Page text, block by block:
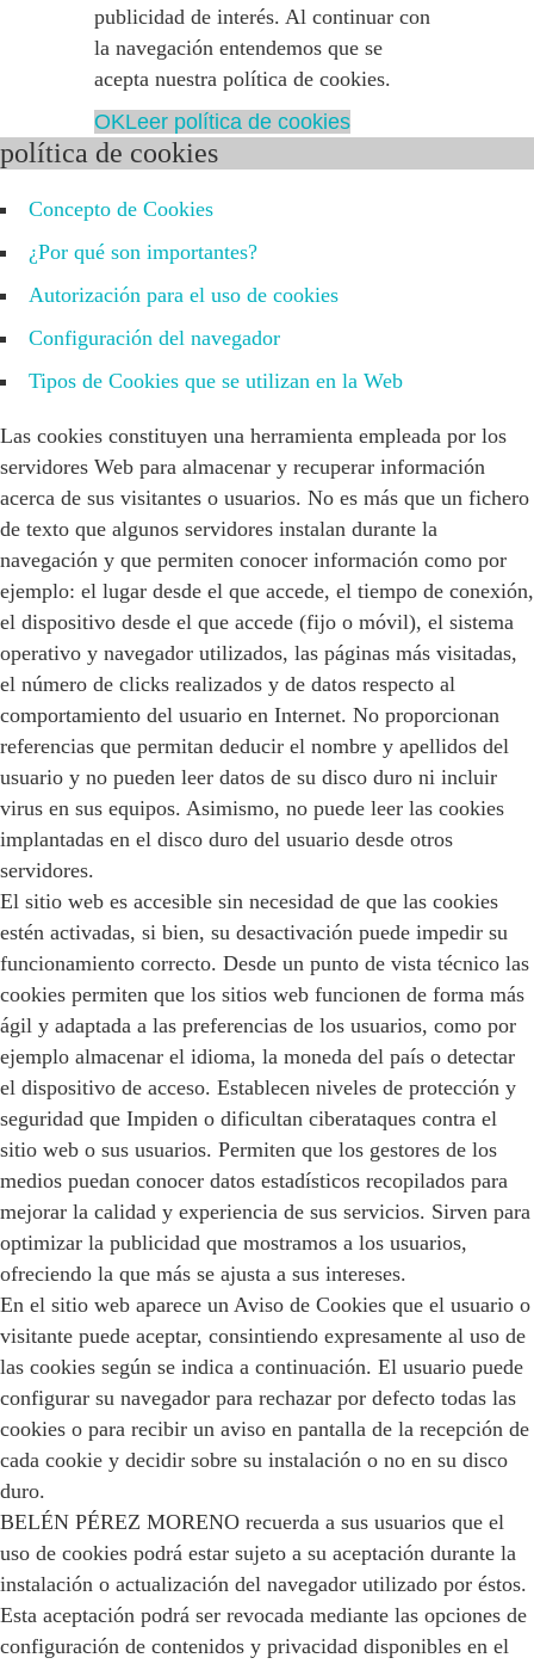
publicidad de interés. Al continuar con
la navegación entendemos que se
acepta nuestra política de cookies.
OKLeer política de cookies
política de cookies
Concepto de Cookies
¿Por qué son importantes?
Autorización para el uso de cookies
Configuración del navegador
Tipos de Cookies que se utilizan en la Web
Las cookies constituyen una herramienta empleada por los
servidores Web para almacenar y recuperar información
acerca de sus visitantes o usuarios. No es más que un fichero
de texto que algunos servidores instalan durante la
navegación y que permiten conocer información como por
ejemplo: el lugar desde el que accede, el tiempo de conexión,
el dispositivo desde el que accede (fijo o móvil), el sistema
operativo y navegador utilizados, las páginas más visitadas,
el número de clicks realizados y de datos respecto al
comportamiento del usuario en Internet. No proporcionan
referencias que permitan deducir el nombre y apellidos del
usuario y no pueden leer datos de su disco duro ni incluir
virus en sus equipos. Asimismo, no puede leer las cookies
implantadas en el disco duro del usuario desde otros
servidores.
El sitio web es accesible sin necesidad de que las cookies
estén activadas, si bien, su desactivación puede impedir su
funcionamiento correcto. Desde un punto de vista técnico las
cookies permiten que los sitios web funcionen de forma más
ágil y adaptada a las preferencias de los usuarios, como por
ejemplo almacenar el idioma, la moneda del país o detectar
el dispositivo de acceso. Establecen niveles de protección y
seguridad que Impiden o dificultan ciberataques contra el
sitio web o sus usuarios. Permiten que los gestores de los
medios puedan conocer datos estadísticos recopilados para
mejorar la calidad y experiencia de sus servicios. Sirven para
optimizar la publicidad que mostramos a los usuarios,
ofreciendo la que más se ajusta a sus intereses.
En el sitio web aparece un Aviso de Cookies que el usuario o
visitante puede aceptar, consintiendo expresamente al uso de
las cookies según se indica a continuación. El usuario puede
configurar su navegador para rechazar por defecto todas las
cookies o para recibir un aviso en pantalla de la recepción de
cada cookie y decidir sobre su instalación o no en su disco
duro.
BELÉN PÉREZ MORENO recuerda a sus usuarios que el
uso de cookies podrá estar sujeto a su aceptación durante la
instalación o actualización del navegador utilizado por éstos.
Esta aceptación podrá ser revocada mediante las opciones de
configuración de contenidos y privacidad disponibles en el